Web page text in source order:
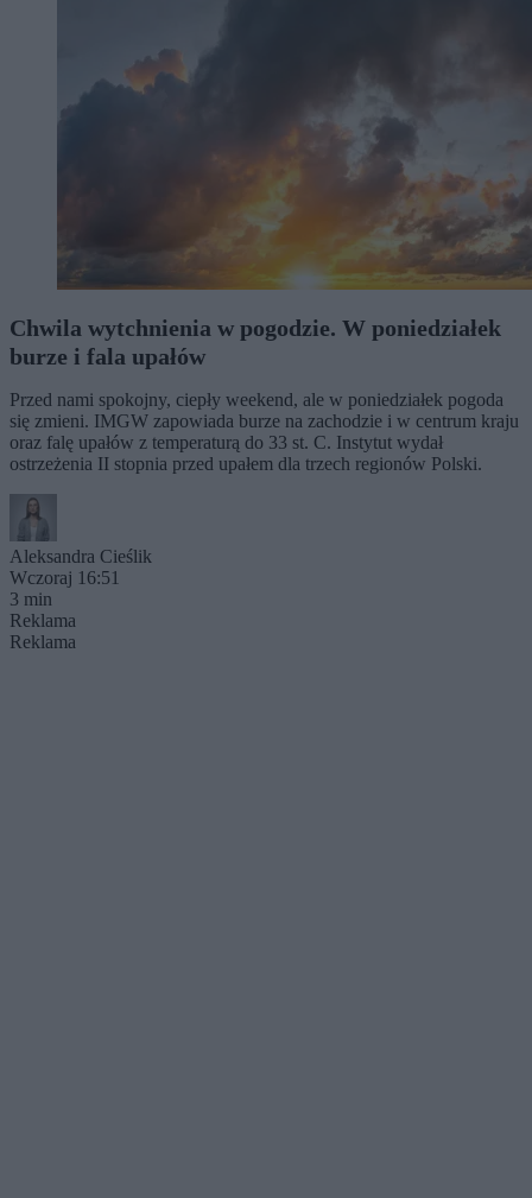
Chwila wytchnienia w pogodzie. W poniedziałek
burze i fala upałów
Przed nami spokojny, ciepły weekend, ale w poniedziałek pogoda
się zmieni. IMGW zapowiada burze na zachodzie i w centrum kraju
oraz falę upałów z temperaturą do 33 st. C. Instytut wydał
ostrzeżenia II stopnia przed upałem dla trzech regionów Polski.
Aleksandra Cieślik
Wczoraj 16:51
3 min
Reklama
Reklama